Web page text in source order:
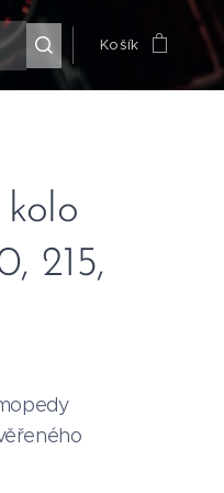
Košík
215,